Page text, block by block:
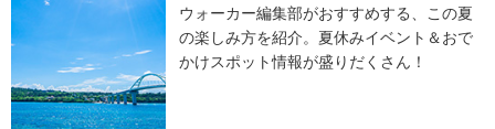
ウォーカー編集部がおすすめする、この夏
の楽しみ方を紹介。夏休みイベント＆おで
かけスポット情報が盛りだくさん！